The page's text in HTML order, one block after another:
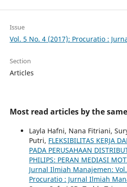
Issue
Vol. 5 No. 4 (2017): Procuratio :
Section
Articles
Most read articles by the
Layla Hafni, Nana Fitriani,
Putri, FLEKSIBILITAS KERJA
PADA PERUSAHAAN
PHILIPS: PERAN MEDIASI
Jurnal Ilmiah Manajemen:
Procuratio : Jurnal Ilmiah